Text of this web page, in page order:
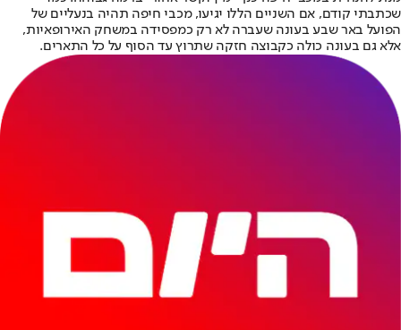
שכתבתי קודם, אם השניים הללו יגיעו, מכבי חיפה תהיה בנעליים של
הפועל באר שבע בעונה שעברה לא רק כמפסידה במשחק האירופאיות,
אלא גם בעונה כולה כקבוצה חזקה שתרוץ עד הסוף על כל התארים.